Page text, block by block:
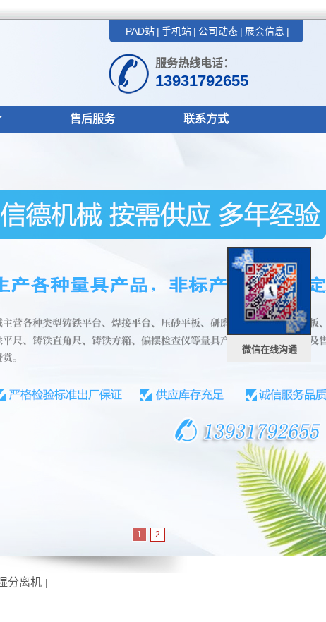
PAD站 | 手机站 | 公司动态 | 展会信息 |
服务热线电话：
13931792655
售后服务 联系方式
1 2
分离机 |
微信在线沟通